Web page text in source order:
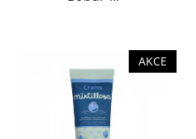
AKCE